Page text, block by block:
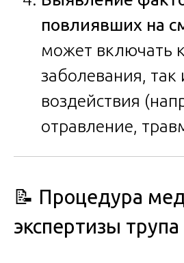
повлиявших на
может включать
заболевания,
воздействия
отравление,
📝 Процедура
экспертизы трупа